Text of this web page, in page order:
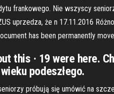
frankowego. Nie wszyscy
uprzedza, że n 17.11.2016
has been permanently
this · 19 were here.
podeszłego.
próbują się umówić na